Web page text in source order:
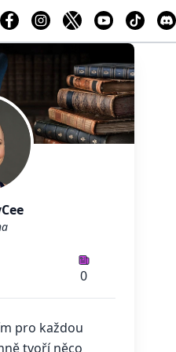
0
pro každou
tvoří něco